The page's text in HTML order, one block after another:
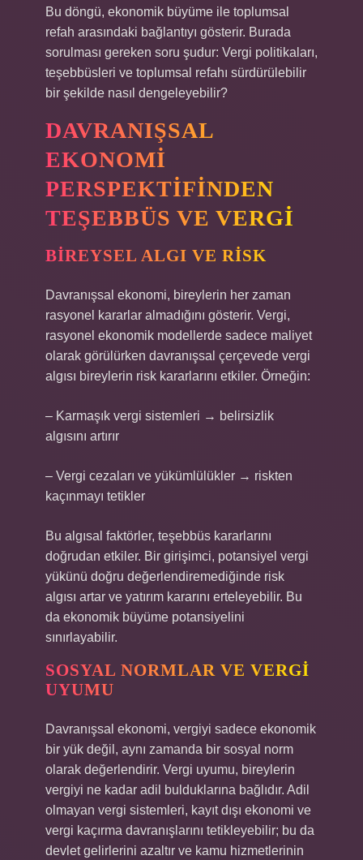
Bu döngü, ekonomik büyüme ile toplumsal
refah arasındaki bağlantıyı gösterir. Burada
sorulması gereken soru şudur: Vergi politikaları,
teşebbüsleri ve toplumsal refahı sürdürülebilir
bir şekilde nasıl dengeleyebilir?
DAVRANIŞSAL
EKONOMI
PERSPEKTIFINDEN
TEŞEBBÜS VE VERGI
BIREYSEL ALGI VE RISK
Davranışsal ekonomi, bireylerin her zaman
rasyonel kararlar almadığını gösterir. Vergi,
rasyonel ekonomik modellerde sadece maliyet
olarak görülürken davranışsal çerçevede vergi
algısı bireylerin risk kararlarını etkiler. Örneğin:
– Karmaşık vergi sistemleri → belirsizlik
algısını artırır
– Vergi cezaları ve yükümlülükler → riskten
kaçınmayı tetikler
Bu algısal faktörler, teşebbüs kararlarını
doğrudan etkiler. Bir girişimci, potansiyel vergi
yükünü doğru değerlendiremediğinde risk
algısı artar ve yatırım kararını erteleyebilir. Bu
da ekonomik büyüme potansiyelini
sınırlayabilir.
SOSYAL NORMLAR VE VERGI
UYUMU
Davranışsal ekonomi, vergiyi sadece ekonomik
bir yük değil, aynı zamanda bir sosyal norm
olarak değerlendirir. Vergi uyumu, bireylerin
vergiyi ne kadar adil bulduklarına bağlıdır. Adil
olmayan vergi sistemleri, kayıt dışı ekonomi ve
vergi kaçırma davranışlarını tetikleyebilir; bu da
devlet gelirlerini azaltır ve kamu hizmetlerinin